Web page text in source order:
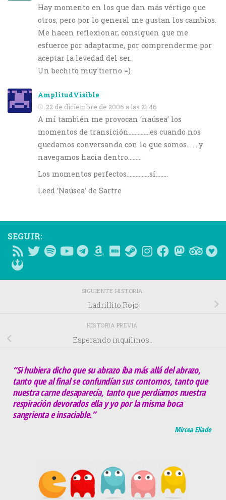
Hay momento en los que dan más vértigo que
otros, pero por lo general me gustan los cambios.
Me hacen reflexionar, consiguen que me
esfuerce por adaptarme, por comprenderme por
aceptar la levedad del ser.
Un bechito muy tierno =)
AmplitudVisible
22 de diciembre de 2006 a las 21:46
A mí también me provocan ‘naúsea’ los
momentos de transición…………..es cuando nos
quedamos conversando con lo que somos……..y
navegamos hacia dentro………
Los momentos perfectos……………sí……..
Leed ‘Naúsea’ de Sartre
SEGUIR:
SIGUIENTE HISTORIA
Ladrillito Rojo
HISTORIA PREVIA
Esperando inquilinos…
“Si hubiera dicho que su abrazo iba más allá del abrazo,
tanto que al final se confundían sus contornos, tanto que
nuestra carne desaparecía, tanto que perdíamos nuestra
respiración devorados ella y yo por la misma boca
sangrienta e insaciable.”
Mircea Eliade